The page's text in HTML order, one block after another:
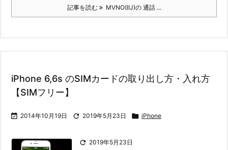
記事を読む MVNO(IIJ)の 通話 ...
iPhone 6,6s のSIMカードの取り出し方・入れ方
【SIMフリー】
 2014年10月19日  2019年5月23日  iPhone
 2019年5月23日